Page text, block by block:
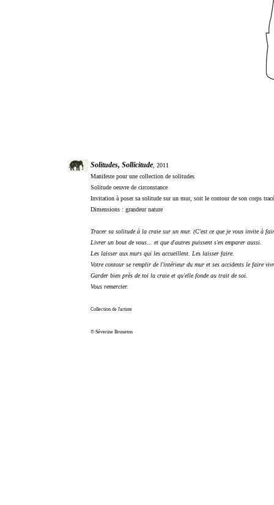
Solitudes, Sollicitude , 2011
Manifeste pour une collection de solitudes
Solitude oeuvre de circonstance
Invitation à poser sa solitude sur un mur, soit le contour de son corps
Dimensions : grandeur nature
Tracer sa solitude à la craie sur un mur. (C'est ce que je vous invite à
Livrer un bout de vous... et que d'autres puissent s'en emparer aussi.
Les laisser aux murs qui les accueillent. Les laisser faire.
Votre contour se remplir de l'intérieur du mur et ses accidents le faire
Garder bien près de toi la craie et qu'elle fonde au trait de soi.
Vous remercier.
Collection de l'artiste
© Séverine Bruneton